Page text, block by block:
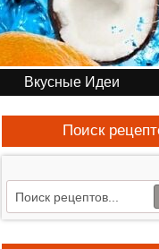
Вкусные Идеи
Поиск